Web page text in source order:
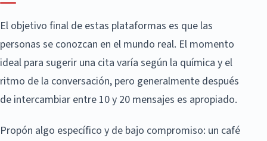
El objetivo final de estas plataformas es que las
personas se conozcan en el mundo real. El momento
ideal para sugerir una cita varía según la química y el
ritmo de la conversación, pero generalmente después
de intercambiar entre 10 y 20 mensajes es apropiado.
Propón algo específico y de bajo compromiso: un café